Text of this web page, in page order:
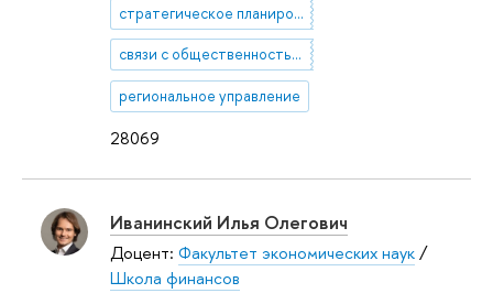
28069
стратегическое планирование
связи с общественностью, PR
региональное управление
Иванинский Илья Олегович
Доцент: Факультет экономических наук/
Школа финансов